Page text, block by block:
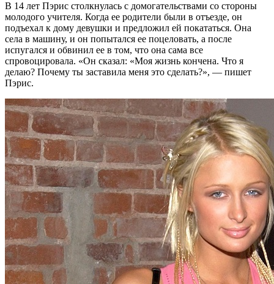
В 14 лет Пэрис столкнулась с домогательствами со стороны
молодого учителя. Когда ее родители были в отъезде, он
подъехал к дому девушки и предложил ей покататься. Она
села в машину, и он попытался ее поцеловать, а после
испугался и обвинил ее в том, что она сама все
спровоцировала. «Он сказал: «Моя жизнь кончена. Что я
делаю? Почему ты заставила меня это сделать?», — пишет
Пэрис.